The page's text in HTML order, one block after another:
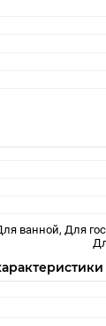
ванной, Для